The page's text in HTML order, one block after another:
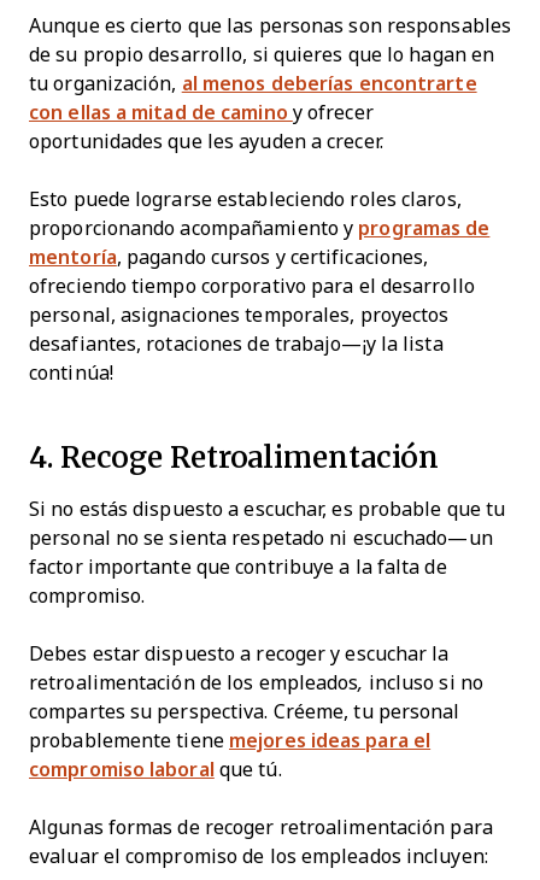
Aunque es cierto que las personas son responsables
de su propio desarrollo, si quieres que lo hagan en
tu organización, al menos deberías encontrarte
con ellas a mitad de camino y ofrecer
oportunidades que les ayuden a crecer.
Esto puede lograrse estableciendo roles claros,
proporcionando acompañamiento y programas de
mentoría, pagando cursos y certificaciones,
ofreciendo tiempo corporativo para el desarrollo
personal, asignaciones temporales, proyectos
desafiantes, rotaciones de trabajo—¡y la lista
continúa!
4. Recoge Retroalimentación
Si no estás dispuesto a escuchar, es probable que tu
personal no se sienta respetado ni escuchado—un
factor importante que contribuye a la falta de
compromiso.
Debes estar dispuesto a recoger y escuchar la
retroalimentación de los empleados, incluso si no
compartes su perspectiva. Créeme, tu personal
probablemente tiene mejores ideas para el
compromiso laboral que tú.
Algunas formas de recoger retroalimentación para
evaluar el compromiso de los empleados incluyen: